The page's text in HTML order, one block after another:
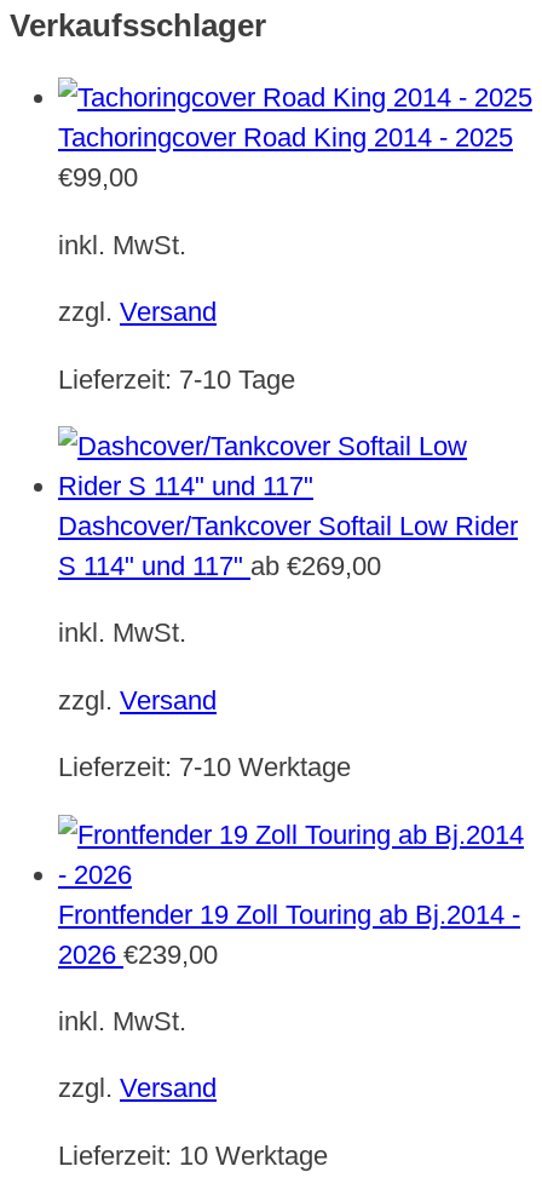
Verkaufsschlager
Tachoringcover Road King 2014 - 2025
€99,00
inkl. MwSt.
zzgl. Versand
Lieferzeit: 7-10 Tage
Dashcover/Tankcover Softail Low Rider
S 114" und 117" ab €269,00
inkl. MwSt.
zzgl. Versand
Lieferzeit: 7-10 Werktage
Frontfender 19 Zoll Touring ab Bj.2014 -
2026 €239,00
inkl. MwSt.
zzgl. Versand
Lieferzeit: 10 Werktage